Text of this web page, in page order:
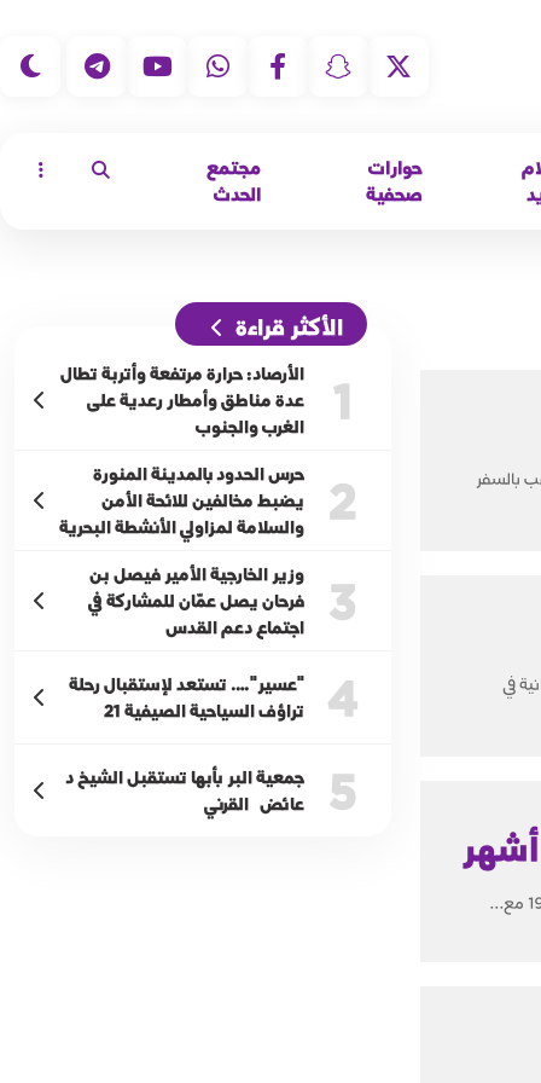
حوارات
صحفية
مجتمع
الحدث
بالسفر
حارة رمضانية في
الأكثر قراءة
1
الأرصاد: حرارة مرتفعة وأتربة تطال
عدة مناطق وأمطار رعدية على
الغرب والجنوب
2
حرس الحدود بالمدينة المنورة
يضبط مخالفين للائحة الأمن
والسلامة لمزاولي الأنشطة البحرية
3
وزير الخارجية الأمير فيصل بن
فرحان يصل عمّان للمشاركة في
اجتماع دعم القدس
4
"عسير"…. تستعد لإستقبال رحلة
تراؤف السياحية الصيفية 21
5
جمعية البر بأبها تستقبل الشيخ د
عائض القرني